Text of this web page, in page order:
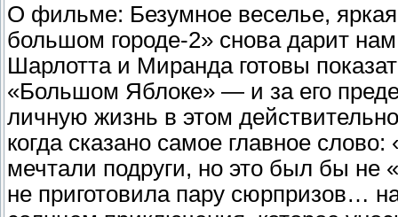
О фильме: Безумное веселье,
большом городе-2» снова дарит
Шарлотта и Миранда готовы
«Большом Яблоке» — и за его
личную жизнь в этом
когда сказано самое главное
мечтали подруги, но это был бы не
не приготовила пару сюрпризов…